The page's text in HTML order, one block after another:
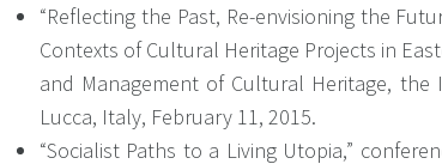
“Reflecting the Past, Re-envisioning the
Contexts of Cultural Heritage Projects in
and Management of Cultural Heritage, the
Lucca, Italy, February 11, 2015.
“Socialist Paths to a Living Utopia,”